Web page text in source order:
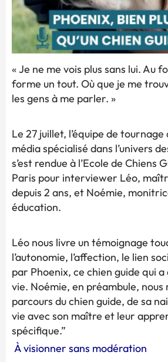
« Je ne me vois plus sans lui. Au
forme un tout. Où que je me
les gens à me parler. »
Le 27 juillet, l’équipe de tournage
média spécialisé dans l’univers
s’est rendue à l’Ecole de Chiens
Paris pour interviewer Léo,
depuis 2 ans, et Noémie,
éducation.
Léo nous livre un témoignage
l’autonomie, l’affection, le lien
par Phoenix, ce chien guide qui a
vie. Noémie, en préambule, nous
parcours du chien guide, de sa
vie avec son maître et leur
spécifique.”
À visionner sans modération